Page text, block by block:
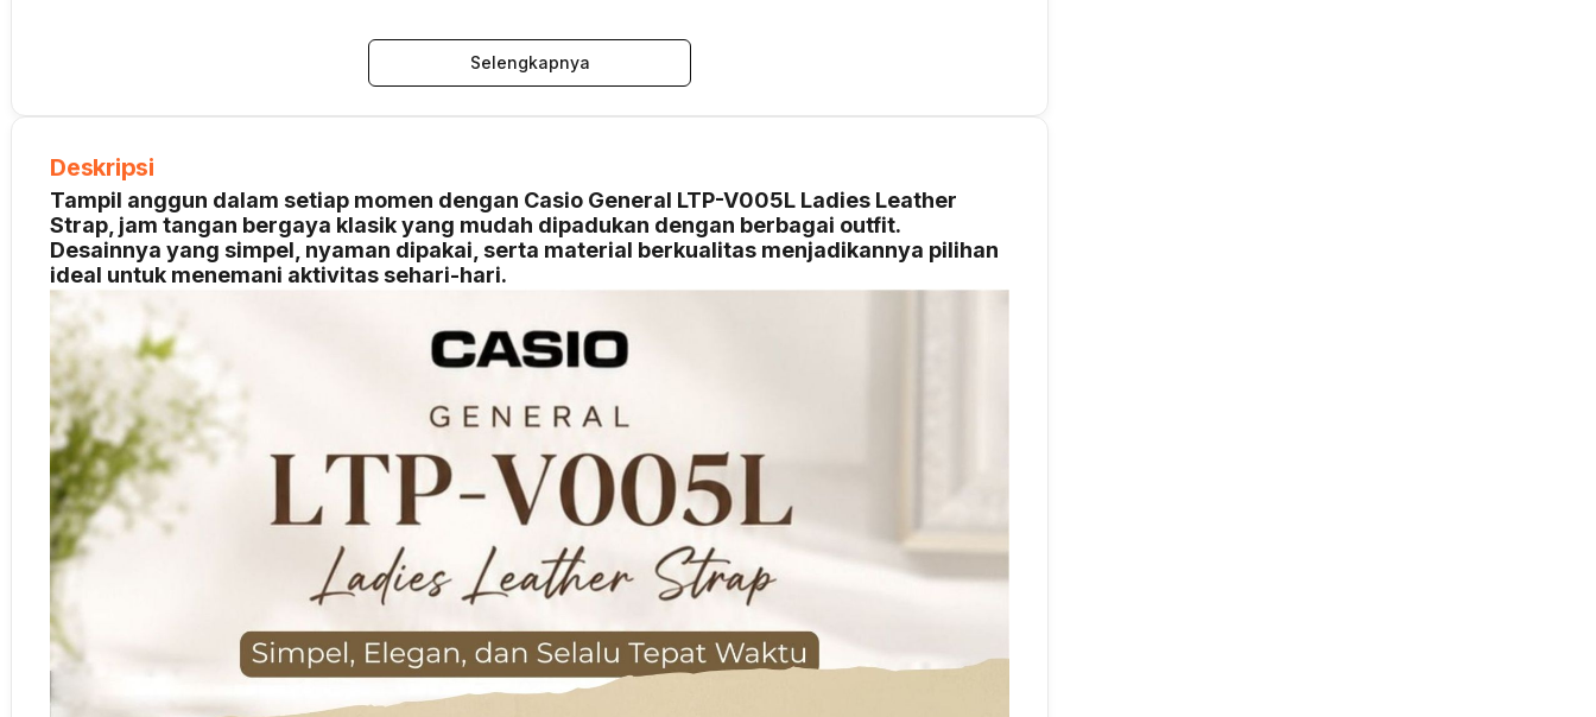
Selengkapnya
Deskripsi
Tampil anggun dalam setiap momen dengan Casio General LTP-V005L Ladies Leather
Strap, jam tangan bergaya klasik yang mudah dipadukan dengan berbagai outfit.
Desainnya yang simpel, nyaman dipakai, serta material berkualitas menjadikannya pilihan
ideal untuk menemani aktivitas sehari-hari.